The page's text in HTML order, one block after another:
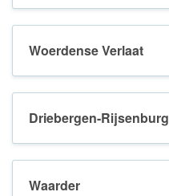
Woerdense Verlaat
Driebergen-Rijsenburg
Waarder